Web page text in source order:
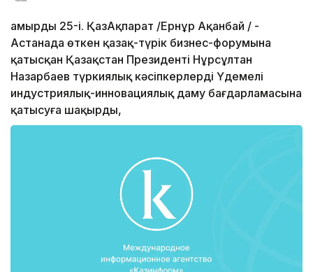
амырдың 25-і. ҚазАқпарат /Ернұр Ақанбай / -
Астанада өткен қазақ-түрік бизнес-форумына
қатысқан Қазақстан Президенті Нұрсұлтан
Назарбаев түркиялық кәсіпкерлерді Үдемелі
индустриялық-инновациялық даму бағдарламасына
қатысуға шақырды,